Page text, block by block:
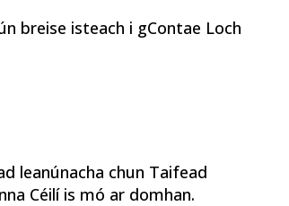
breise isteach i gContae Loch
leanúnacha chun Taifead
Céilí is mó ar domhan.